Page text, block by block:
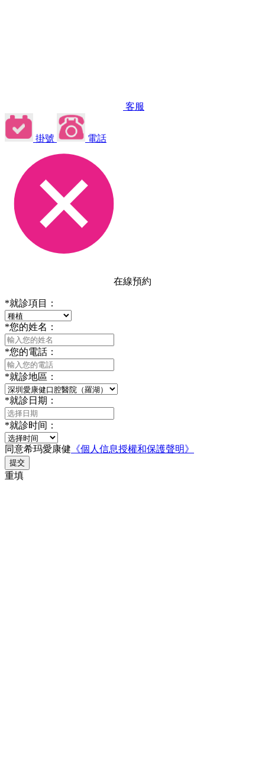
客服
掛號 電話
在線預約
*就診項目：
*您的姓名：
*您的電話：
*就診地區：
*就診日期：
*就診时间：
同意希玛愛康健 《個人信息授權和保護聲明》
提交
重填